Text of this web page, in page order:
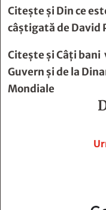
Citește șiDin ce
câștigată de David
Citește șiCâți bani
Guvern și de la
Mondiale